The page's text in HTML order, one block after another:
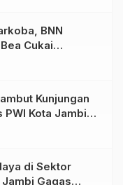
BNN
Cukai
beserta
Kunjungan
PWI Kota Jambi
di Sektor
Jambi Gagas